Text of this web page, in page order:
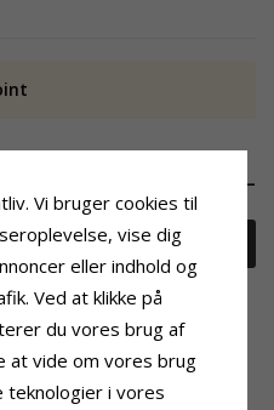
2425,-
kurv
Vi bruger cookies til
vise dig
eller indhold og
Ved at klikke på
du vores brug af
at vide om vores brug
teknologier i vores